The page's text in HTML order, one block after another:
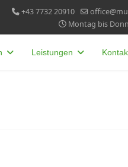
+43 7732 20910
Montag bis
Leistungen